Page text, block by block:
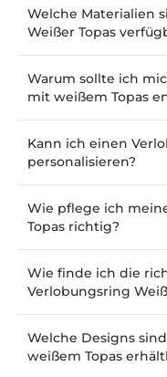
Welche Materialien
Weißer Topas
Warum sollte ich
mit weißem Topas
Kann ich einen
personalisieren?
Wie pflege ich
Topas richtig?
Wie finde ich die
Verlobungsring
Welche Designs
weißem Topas